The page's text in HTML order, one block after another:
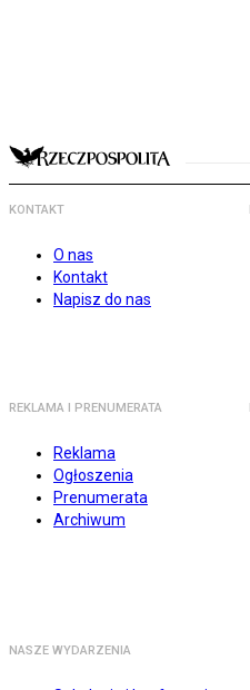
KONTAKT
O nas
Kontakt
Napisz do nas
REKLAMA I PRENUMERATA
Reklama
Ogłoszenia
Prenumerata
Archiwum
NASZE WYDARZENIA